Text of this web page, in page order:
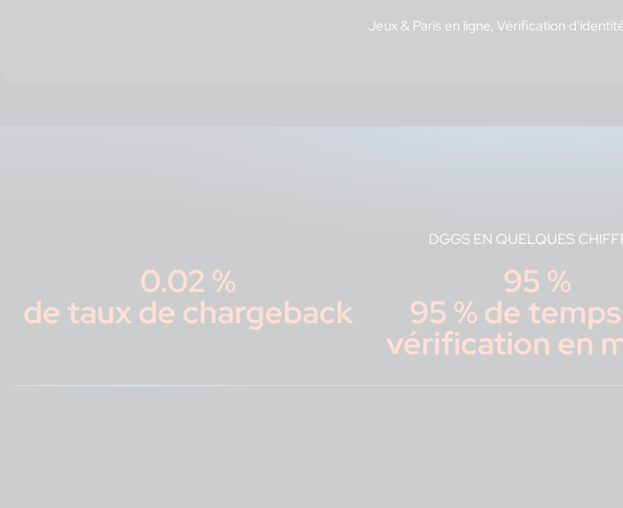
Jeux & Paris en ligne, Vérification
DGGS EN QUELQUES
0.02 %
de taux de chargeback
95 %
95 % de
vérification en